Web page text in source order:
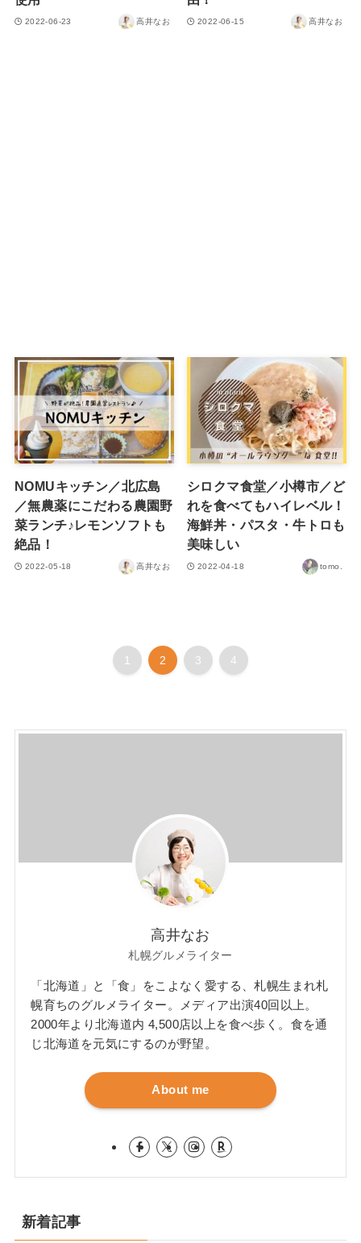
2022-06-23 高井なお 2022-06-15 高井なお
NOMUキッチン／北広島
／無農薬にこだわる農園野
菜ランチ♪レモンソフトも
絶品！
2022-05-18 高井なお
シロクマ食堂／小樽市／ど
れを食べてもハイレベル！
海鮮丼・パスタ・牛トロも
美味しい
2022-04-18 tomo.
1 2 3 4
高井なお
札幌グルメライター
「北海道」と「食」をこよなく愛する、札幌生まれ札
幌育ちのグルメライター。メディア出演40回以上。
2000年より北海道内 4,500店以上を食べ歩く。食を通
じ北海道を元気にするのが野望。
About me
新着記事